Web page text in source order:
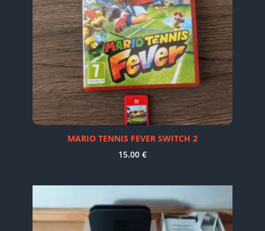
MARIO TENNIS FEVER SWITCH 2
15.00 €